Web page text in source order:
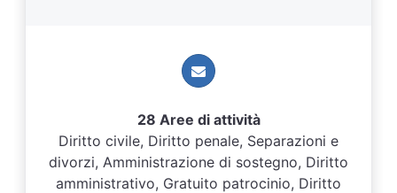
28 Aree di attività
Diritto civile, Diritto penale, Separazioni e
divorzi, Amministrazione di sostegno, Diritto
amministrativo, Gratuito patrocinio, Diritto